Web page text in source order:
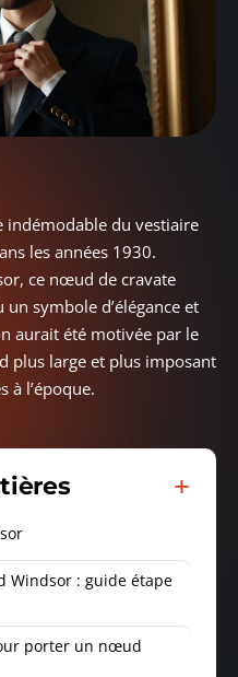
indémodable du vestiaire
les années 1930.
ce nœud de cravate
symbole d’élégance et
aurait été motivée par le
plus large et plus imposant
à l’époque.
: guide étape
porter un nœud